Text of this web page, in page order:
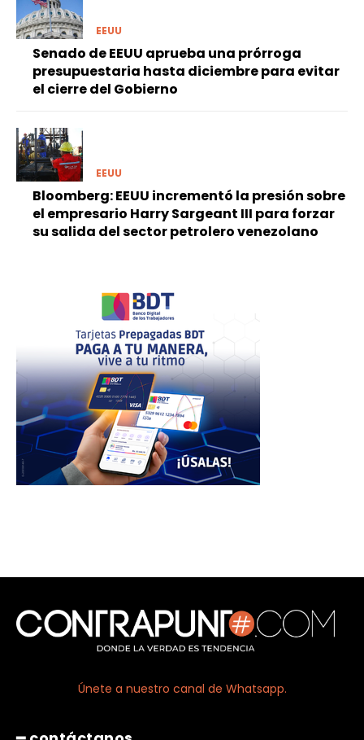
EEUU
Senado de EEUU aprueba una prórroga
presupuestaria hasta diciembre para evitar
el cierre del Gobierno
EEUU
Bloomberg: EEUU incrementó la presión sobre
el empresario Harry Sargeant III para forzar
su salida del sector petrolero venezolano
Únete a nuestro canal de Whatsapp.